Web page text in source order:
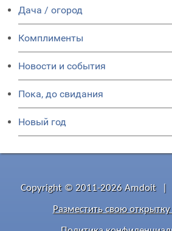
Дача / огород
Комплименты
Новости и события
Пока, до свидания
Новый год
Copyright © 2011-2026 Amdoit
Разместить свою открытку